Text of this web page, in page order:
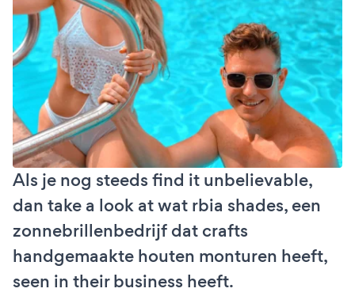
Als je nog steeds find it unbelievable,
dan take a look at wat rbia shades, een
zonnebrillenbedrijf dat crafts
handgemaakte houten monturen heeft,
seen in their business heeft.